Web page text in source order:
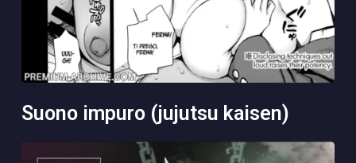
suono impuro (jujutsu kaisen)